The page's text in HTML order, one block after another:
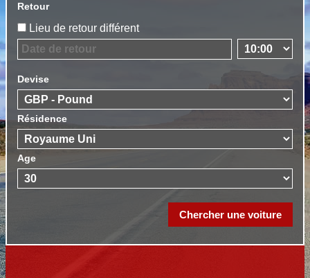
Retour
Lieu de retour différent
Devise
Résidence
Age